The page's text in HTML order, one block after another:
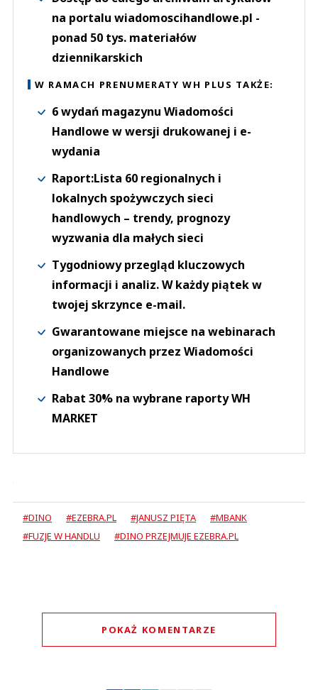
na portalu wiadomoscihandlowe.pl -
ponad 50 tys. materiałów
dziennikarskich
W RAMACH PRENUMERATY WH PLUS TAKŻE:
6 wydań magazynu Wiadomości
Handlowe w wersji drukowanej i e-
wydania
Raport:Lista 60 regionalnych i
lokalnych spożywczych sieci
handlowych – trendy, prognozy
wyzwania dla małych sieci
Tygodniowy przegląd kluczowych
informacji i analiz. W każdy piątek w
twojej skrzynce e-mail.
Gwarantowane miejsce na webinarach
organizowanych przez Wiadomości
Handlowe
Rabat 30% na wybrane raporty WH
MARKET
#DINO #EZEBRA.PL #JANUSZ PIĘTA
#MBANK
#FUZJE W HANDLU
#DINO PRZEJMUJE EZEBRA.PL
POKAŻ KOMENTARZE